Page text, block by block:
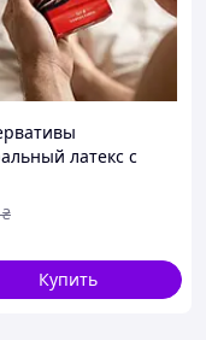
латекс с
упаковка 10 штук
₴
Купить